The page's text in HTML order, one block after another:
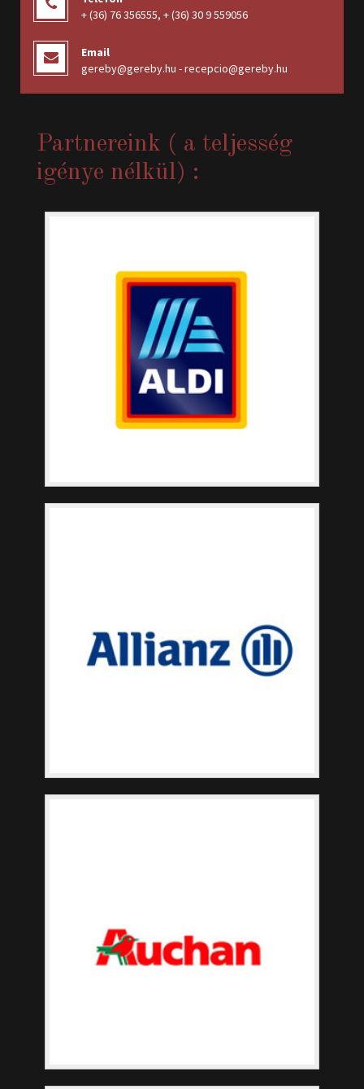
+ (36) 76 356555, + (36) 30 9 559056
Email
gereby@gereby.hu - recepcio@gereby.hu
Partnereink ( a teljesség
igénye nélkül) :